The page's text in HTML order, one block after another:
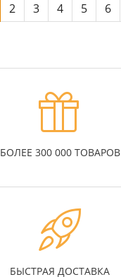
2 3 4 5 6
БОЛЕЕ 300 000 ТОВАРОВ
БЫСТРАЯ ДОСТАВКА